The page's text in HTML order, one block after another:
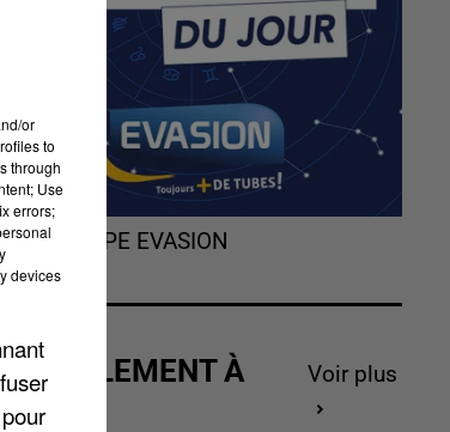
EVASION
À
Voir plus
or
to
through
Use
errors;
devices